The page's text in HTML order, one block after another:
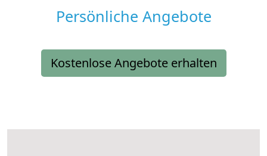
Persönliche Angebote
Kostenlose Angebote erhalten